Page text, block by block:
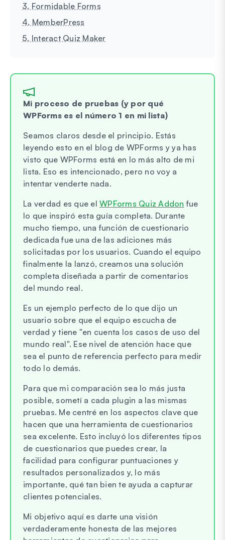
3. Formidable Forms
4. MemberPress
5. Interact Quiz Maker
Mi proceso de pruebas (y por qué
WPForms es el número 1 en mi lista)
Seamos claros desde el principio. Estás
leyendo esto en el blog de WPForms y ya has
visto que WPForms está en lo más alto de mi
lista. Eso es intencionado, pero no voy a
intentar venderte nada.
La verdad es que el WPForms Quiz Addon fue
lo que inspiró esta guía completa. Durante
mucho tiempo, una función de cuestionario
dedicada fue una de las adiciones más
solicitadas por los usuarios. Cuando el equipo
finalmente la lanzó, creamos una solución
completa diseñada a partir de comentarios
del mundo real.
Es un ejemplo perfecto de lo que dijo un
usuario sobre que el equipo escucha de
verdad y tiene "en cuenta los casos de uso del
mundo real". Ese nivel de atención hace que
sea el punto de referencia perfecto para medir
todo lo demás.
Para que mi comparación sea lo más justa
posible, sometí a cada plugin a las mismas
pruebas. Me centré en los aspectos clave que
hacen que una herramienta de cuestionarios
sea excelente. Esto incluyó los diferentes tipos
de cuestionarios que puedes crear, la
facilidad para configurar puntuaciones y
resultados personalizados y, lo más
importante, qué tan bien te ayuda a capturar
clientes potenciales.
Mi objetivo aquí es darte una visión
verdaderamente honesta de las mejores